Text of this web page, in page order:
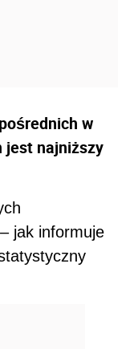
w
jest najniższy
jak informuje